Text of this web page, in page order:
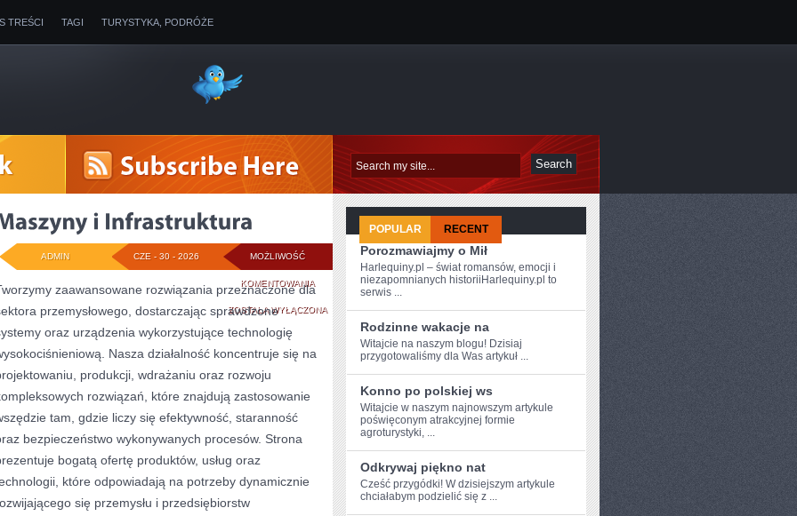
TREŚCI TAGI TURYSTYKA, PODRÓŻE
MOŻLIWOŚĆ
KOMENTOWANIAMASZYNY
I
INFRASTRUKTURA
ZOSTAŁA WYŁĄCZONA
CZE - 30 - 2026
ADMIN
zaawansowane rozwiązania przeznaczone dla
przemysłowego, dostarczając sprawdzone
oraz urządzenia wykorzystujące technologię
Nasza działalność koncentruje się na
produkcji, wdrażaniu oraz rozwoju
rozwiązań, które znajdują zastosowanie
tam, gdzie liczy się efektywność, staranność
bezpieczeństwo wykonywanych procesów. Strona
bogatą ofertę produktów, usług oraz
które odpowiadają na potrzeby dynamicznie
się przemysłu i przedsiębiorstw
POPULAR RECENT
Porozmawiajmy o Mił
Harlequiny.pl – świat romansów, emocji i
niezapomnianych historiiHarlequiny.pl to
serwis ...
Rodzinne wakacje na
Witajcie na ​naszym blogu!‍ Dzisiaj
przygotowaliśmy​ dla Was artykuł‍ ...
Konno po polskiej ws
Witajcie w naszym najnowszym artykule
poświęconym atrakcyjnej formie
agroturystyki, ...
Odkrywaj piękno nat
Cześć przygódki! W dzisiejszym artykule⁢
chciałabym podzielić ⁢się z ...